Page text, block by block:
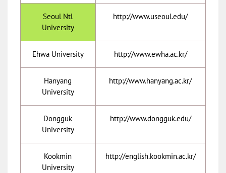
Seoul Ntl
University
http://www.useoul.edu/
Ehwa University http://www.ewha.ac.kr/
Hanyang
University
http://www.hanyang.ac.kr/
Dongguk
University
http://www.dongguk.edu/
Kookmin
University
http://english.kookmin.ac.kr/